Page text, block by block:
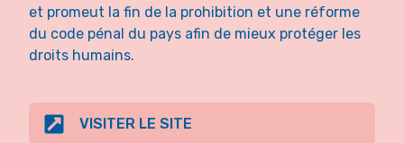
et promeut la fin de la prohibition et une réforme
du code pénal du pays afin de mieux protéger les
droits humains.
VISITER LE SITE